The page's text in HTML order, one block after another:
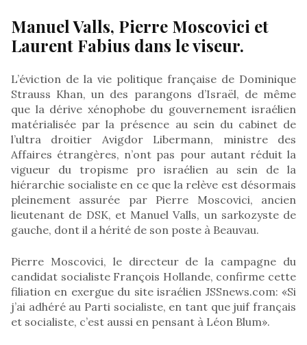
Manuel Valls, Pierre Moscovici et
Laurent Fabius dans le viseur.
L’éviction de la vie politique française de Dominique
Strauss Khan, un des parangons d’Israël, de même
que la dérive xénophobe du gouvernement israélien
matérialisée par la présence au sein du cabinet de
l’ultra droitier Avigdor Libermann, ministre des
Affaires étrangères, n’ont pas pour autant réduit la
vigueur du tropisme pro israélien au sein de la
hiérarchie socialiste en ce que la relève est désormais
pleinement assurée par Pierre Moscovici, ancien
lieutenant de DSK, et Manuel Valls, un sarkozyste de
gauche, dont il a hérité de son poste à Beauvau.
Pierre Moscovici, le directeur de la campagne du
candidat socialiste François Hollande, confirme cette
filiation en exergue du site israélien JSSnews.com: «Si
j’ai adhéré au Parti socialiste, en tant que juif français
et socialiste, c’est aussi en pensant à Léon Blum».